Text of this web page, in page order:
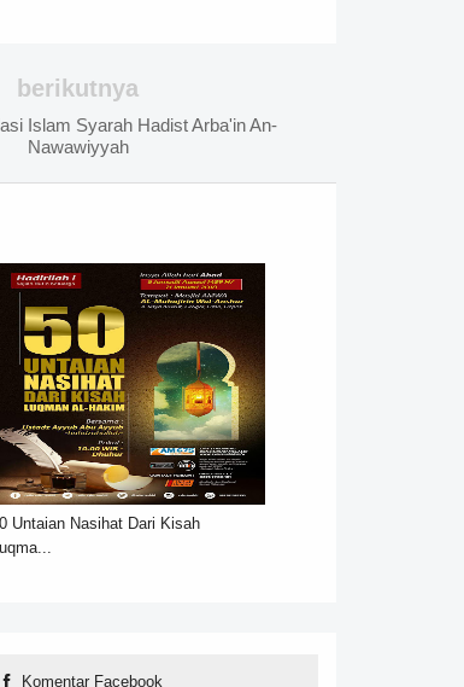
berikutnya
Islam Syarah Hadist Arba'in An-
Nawawiyyah
Untaian Nasihat Dari Kisah
Komentar Facebook